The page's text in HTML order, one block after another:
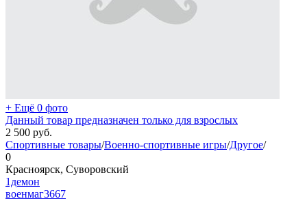
+ Ещё 0 фото
Данный товар предназначен только для взрослых
2 500 руб.
Спортивные товары/Военно-спортивные игры/Другое/
0
Красноярск, Суворовский
1демон
военмаг3667